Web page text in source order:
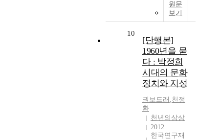
원문
보기
10
[단행본]
1960년을 묻
다 : 박정희
시대의 문화
정치와 지성
권보드래 ,천정
환
천년의상상
2012
한국연구재